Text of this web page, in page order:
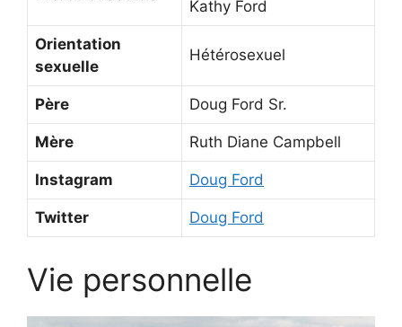
Kathy Ford
Orientation
sexuelle
Hétérosexuel
Père Doug Ford Sr.
Mère Ruth Diane Campbell
Instagram Doug Ford
Twitter Doug Ford
Vie personnelle